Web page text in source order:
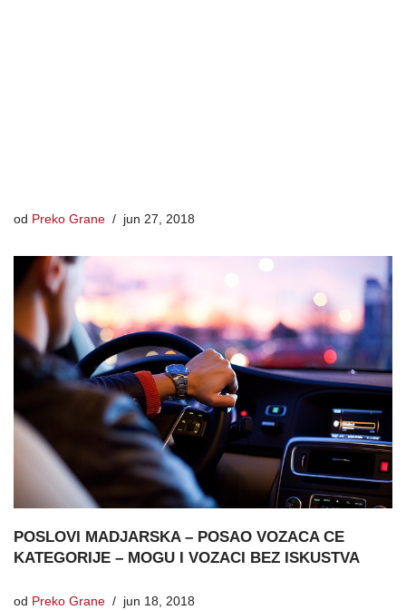
od Preko Grane jun 27, 2018
POSLOVI MADJARSKA – POSAO VOZACA CE
KATEGORIJE – MOGU I VOZACI BEZ ISKUSTVA
od Preko Grane jun 18, 2018